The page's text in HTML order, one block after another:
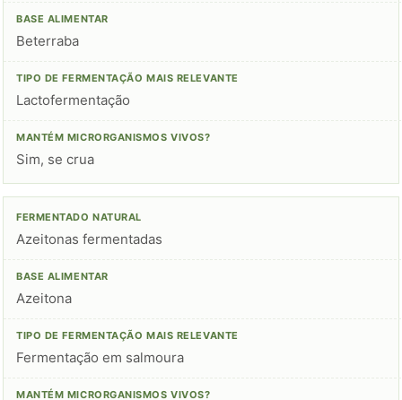
Beterraba
Lactofermentação
Sim, se crua
Azeitonas fermentadas
Azeitona
Fermentação em salmoura